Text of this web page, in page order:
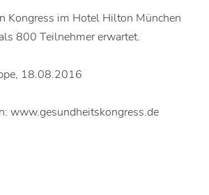
Kongress im Hotel Hilton München
800 Teilnehmer erwartet.
18.08.2016
www.gesundheitskongress.de